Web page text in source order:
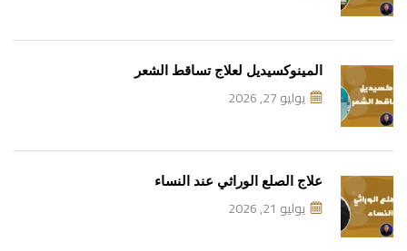
المينوكسيديل لعلاج تساقط الشعر
يوليو 27, 2026
علاج الصلع الوراثي عند النساء
يوليو 21, 2026